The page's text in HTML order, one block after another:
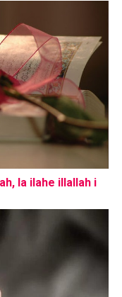
la ilahe illallah i